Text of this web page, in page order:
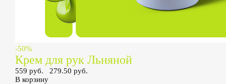
-50%
Крем для рук Льняной
559 руб.
279.50 руб.
В корзину